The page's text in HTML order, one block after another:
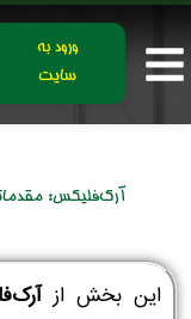
ورود به
سایت
آرک‌فلیکس:
این بخش از